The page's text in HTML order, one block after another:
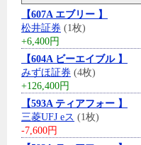
【607A エブリー 】
松井証券 (1枚)
+6,400円
【604A ビーエイブル 】
みずほ証券 (4枚)
+126,400円
【593A ティアフォー 】
三菱UFJ eス (1枚)
-7,600円